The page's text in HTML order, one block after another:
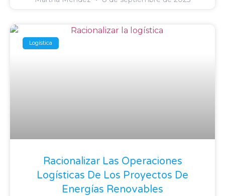
Logística
Racionalizar Las Operaciones
Logísticas De Los Proyectos De
Energías Renovables